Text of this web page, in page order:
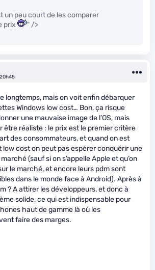
un peu court de les comparer
prix
" />
longtemps, mais on voit enfin débarquer
Windows low cost… Bon, ça risque
une mauvaise image de l’OS, mais
être réaliste : le prix est le premier critère
des consommateurs, et quand on est
low cost on peut pas espérer conquérir une
(sauf si on s’appelle Apple et qu’on
le marché, et encore leurs pdm sont
dans le monde face à Android). Après à
? A attirer les développeurs, et donc à
solide, ce qui est indispensable pour
haut de gamme là où les
faire des marges.